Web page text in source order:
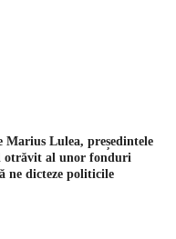
Marius Lulea, președintele
otrăvit al unor fonduri
ne dicteze politicile